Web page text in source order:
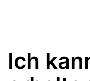
Ich